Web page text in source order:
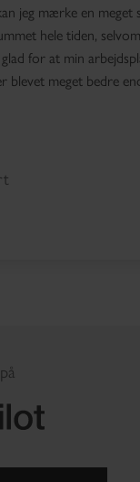
jeg mærke en meget
hele tiden,
for at min
blevet meget bedre